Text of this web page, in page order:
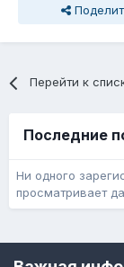
Перейти к
Последние
Ни одного
просматривает